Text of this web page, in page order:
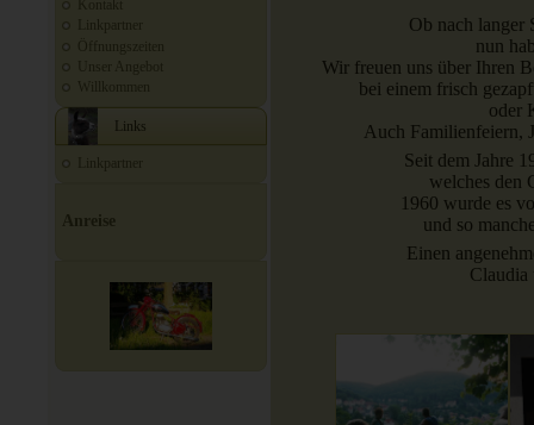
Öffnungszeiten
Willkommen
Links
Anreise
Ob nach langer
nun
Wir freuen uns über Ihren
bei einem frisch
oder
Auch Familienfeiern,
Seit dem Jahre
welches den
1960 wurde es
und so
Einen
Claudia